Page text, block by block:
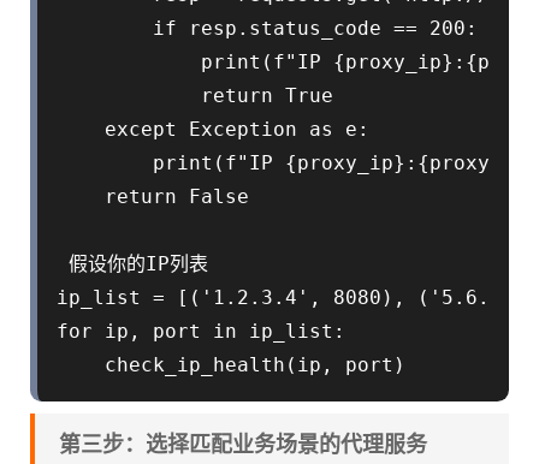
        if resp.status_code == 200:
print(f"IP
            return True
    except Exception as e:
print(f"IP
    return False
假设你的IP列表
ip_list = [('1.2.3.4', 8080),
for ip, port in ip_list:
第三步：选择匹配业务场景的代理服务